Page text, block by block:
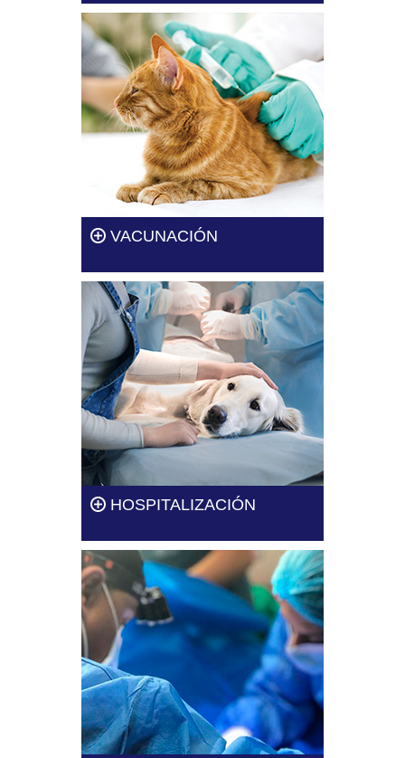
Aquí conseguirás una gran
variedad de productos, desde
alimentos especiales hasta
accesorios.
Leer más
VACUNACIÓN
En Clínica Veterinaria Dogtor te
brindamos el servicio de
vacunación para tu perro o
gato.
Leer más
HOSPITALIZACIÓN
Te ofrecemos el servicio de
hospitalización para que tu
mascota esté en las mejores
manos.
Leer más